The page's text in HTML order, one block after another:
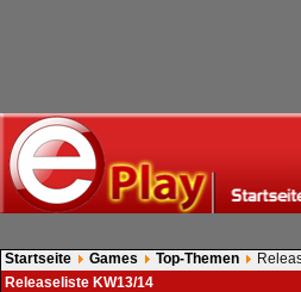
Startseite Games Top-Themen
Releaseliste KW13/14